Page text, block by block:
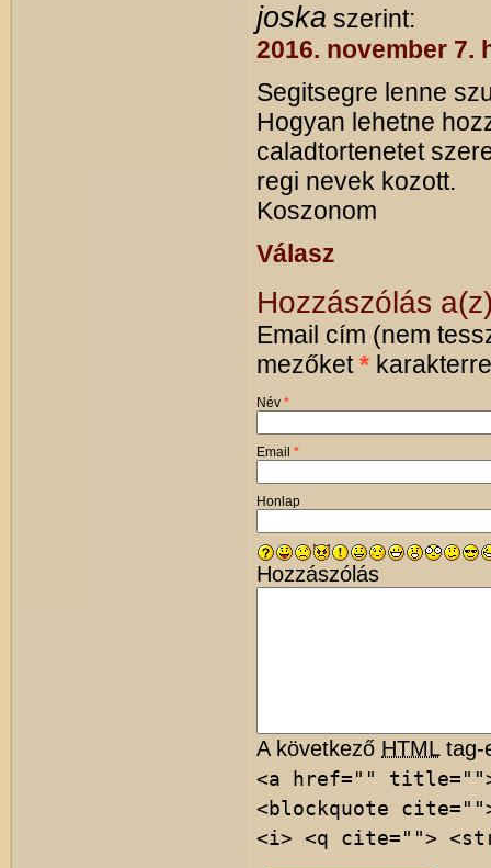
joska szerint:
2016. november 7.
Segitsegre lenne
Hogyan lehetne
caladtortenetet
regi nevek kozott.
Koszonom
Válasz
Hozzászólás
Email cím (nem
mezőket*
Név *
Email *
Honlap
Hozzászólás
A következő HTMLtag-
<a href=""
<blockquote
<i> <q cite="">